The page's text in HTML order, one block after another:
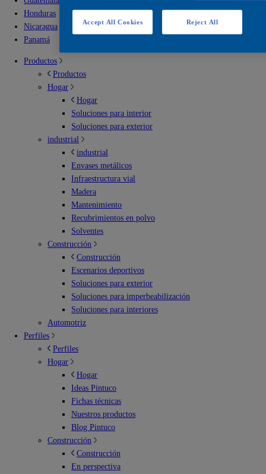
Honduras
Nicaragua
Panamá
Productos
Productos
Hogar
Hogar
Soluciones para interior
Soluciones para exterior
industrial
industrial
Envases metálicos
Infraestructura vial
Madera
Mantenimiento
Recubrimientos en polvo
Solventes
Construcción
Construcción
Escenarios deportivos
Soluciones para exterior
Soluciones para imperbeabilización
Soluciones para interiores
Automotriz
Perfiles
Perfiles
Hogar
Hogar
Ideas Pintuco
Fichas técnicas
Nuestros productos
Blog Pintuco
Construcción
Construcción
En perspectiva
Reject All
Accept All Cookies